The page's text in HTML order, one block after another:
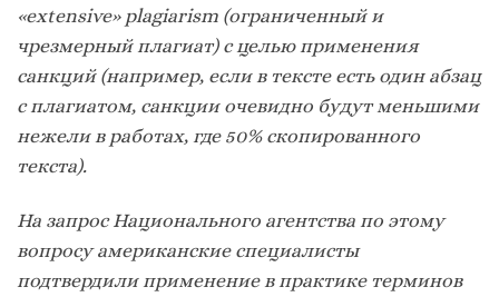
«extensive» plagiarism (ограниченный и
чрезмерный плагиат) с целью применения
санкций (например, если в тексте есть один абзац
с плагиатом, санкции очевидно будут меньшими
нежели в работах, где 50% скопированного
текста).
На запрос Национального агентства по этому
вопросу американские специалисты
подтвердили применение в практике терминов